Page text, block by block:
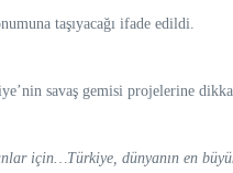
taşıyacağı ifade edildi.
savaş gemisi projelerine
için…Türkiye, dünyanın en